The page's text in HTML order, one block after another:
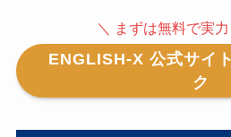
＼ まずは無料で実
ENGLISH-X 公式サイ
ク